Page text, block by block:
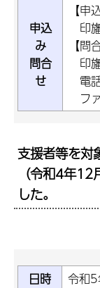
申込
み
問合
せ
【申
印
【問
印
電
フ
支援者等を対
（令和4年
した。
日時
令和